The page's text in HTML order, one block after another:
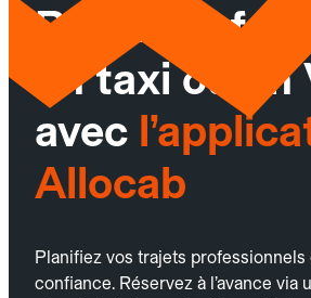
Réservez
un taxi ou
avec
Allocab
Planifiez vos trajets
confiance. Réservez à l’avance via